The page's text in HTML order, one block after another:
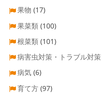
果物 (17)
果菜類 (100)
根菜類 (101)
病害虫対策・トラブル対策
病気 (6)
育て方 (97)